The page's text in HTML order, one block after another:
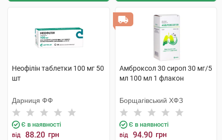
Неофілін таблетки 100 мг 50
шт
Дарниця ФФ
Є в наявності
від 88.20 грн
Амброксол 30 сироп 30 мг/5
мл 100 мл 1 флакон
Борщагівський ХФЗ
Є в наявності
від 94.90 грн